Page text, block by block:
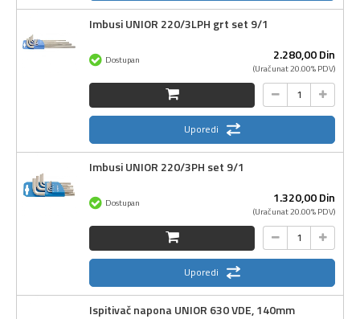
Imbusi UNIOR 220/3LPH grt set 9/1
2.280,00Din
(Uračunat 20.00% PDV)
Dostupan
Uporedi
Imbusi UNIOR 220/3PH set 9/1
1.320,00Din
(Uračunat 20.00% PDV)
Dostupan
Uporedi
Ispitivač napona UNIOR 630 VDE, 140mm